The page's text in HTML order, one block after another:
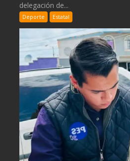
delegación de...
Deporte Estatal